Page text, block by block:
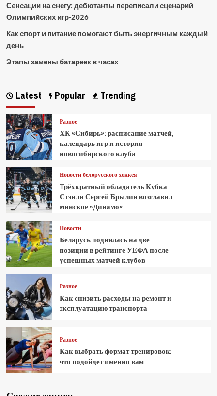
Сенсации на снегу: дебютанты переписали сценарий
Олимпийских игр-2026
Как спорт и питание помогают быть энергичным каждый
день
Этапы замены батареек в часах
Latest Popular Trending
Разное
ХК «Сибирь»: расписание матчей,
календарь игр и история
новосибирского клуба
Новости белорусского хоккея
Трёхкратный обладатель Кубка
Стэнли Сергей Брылин возглавил
минское «Динамо»
Новости
Беларусь поднялась на две
позиции в рейтинге УЕФА после
успешных матчей клубов
Разное
Как снизить расходы на ремонт и
эксплуатацию транспорта
Разное
Как выбрать формат тренировок:
что подойдет именно вам